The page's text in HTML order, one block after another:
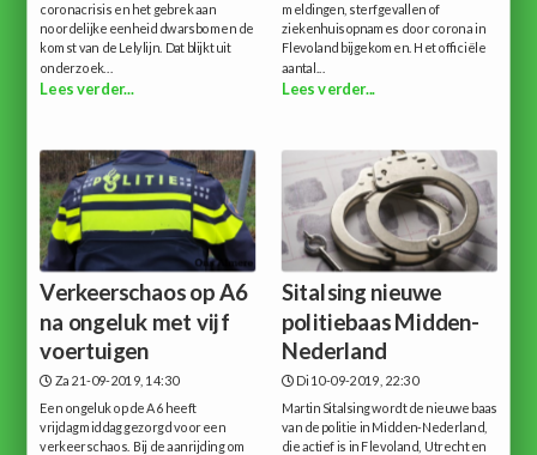
coronacrisis en het gebrek aan
noordelijke eenheid dwarsbomen de
komst van de Lelylijn. Dat blijkt uit
onderzoek...
Lees verder...
meldingen, sterfgevallen of
ziekenhuisopnames door corona in
Flevoland bijgekomen. Het officiële
aantal...
Lees verder...
Verkeerschaos op A6
na ongeluk met vijf
voertuigen
Za 21-09-2019, 14:30
Een ongeluk op de A6 heeft
vrijdagmiddag gezorgd voor een
verkeerschaos. Bij de aanrijding om
Sitalsing nieuwe
politiebaas Midden-
Nederland
Di 10-09-2019, 22:30
Martin Sitalsing wordt de nieuwe baas
van de politie in Midden-Nederland,
die actief is in Flevoland, Utrecht en